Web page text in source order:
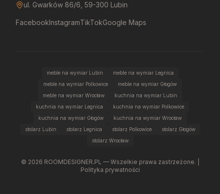
ul. Gwarków 86/6, 59-300 Lubin
FacebookInstagramTikTokGoogle Maps
meble na wymiar Lubin
meble na wymiar Legnica
meble na wymiar Polkowice
meble na wymiar Głogów
meble na wymiar Wrocław
kuchnia na wymiar Lubin
kuchnia na wymiar Legnica
kuchnia na wymiar Polkowice
kuchnia na wymiar Głogów
kuchnia na wymiar Wrocław
stolarz Lubin
stolarz Legnica stolarz Polkowice
stolarz Głogów
stolarz Wrocław
© 2026 ROOMDESIGNER.PL — Wszelkie prawa zastrzeżone. |
Polityka prywatności